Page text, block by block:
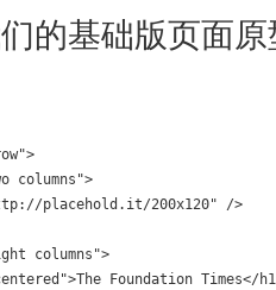
的基础版页面
columns">
placehold.it/200x120" />
columns">
Foundation Times</